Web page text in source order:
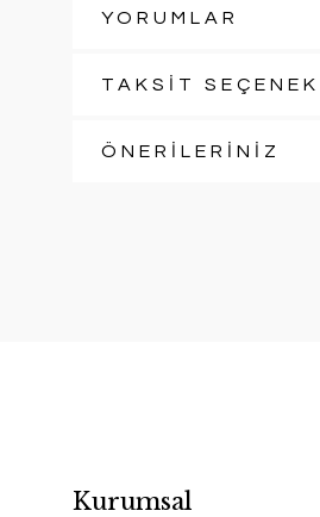
YORUMLAR
TAKSİT
ÖNERİLERİNİZ
Kurumsal